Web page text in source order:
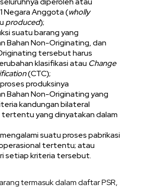
Negara Anggota (wholly
produced);
suatu barang yang
Bahan Non-Originating, dan
tersebut harus
klasifikasi atau Change
(CTC);
produksinya
Bahan Non-Originating yang
kandungan bilateral
tertentu yang dinyatakan dalam
suatu proses pabrikasi
tertentu; atau
setiap kriteria tersebut.
termasuk dalam daftar PSR,